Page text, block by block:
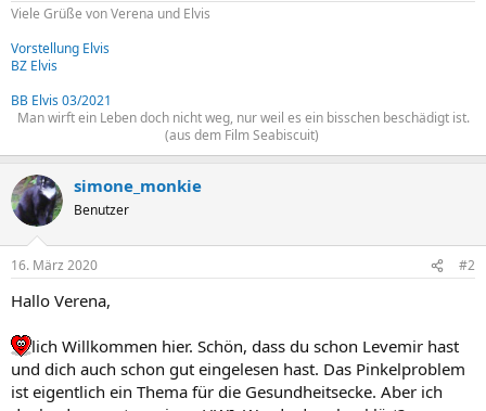
Viele Grüße von Verena und Elvis
Vorstellung Elvis
BZ Elvis
BB Elvis 03/2021
Man wirft ein Leben doch nicht weg, nur weil es ein bisschen beschädigt ist.
(aus dem Film Seabiscuit)
simone_monkie
Benutzer
16. März 2020 #2
Hallo Verena,
lich Willkommen hier. Schön, dass du schon Levemir hast
und dich auch schon gut eingelesen hast. Das Pinkelproblem
ist eigentlich ein Thema für die Gesundheitsecke. Aber ich